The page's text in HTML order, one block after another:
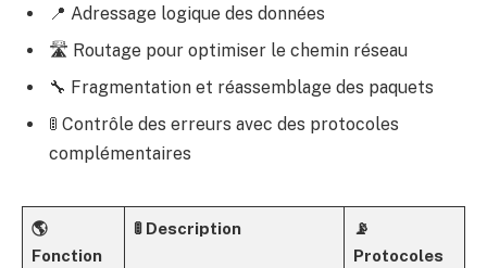
📍 Adressage logique des données
🛣️ Routage pour optimiser le chemin réseau
🔧 Fragmentation et réassemblage des paquets
🚦 Contrôle des erreurs avec des protocoles
complémentaires
🌎
Fonction
🚦 Description
📡
Protocoles